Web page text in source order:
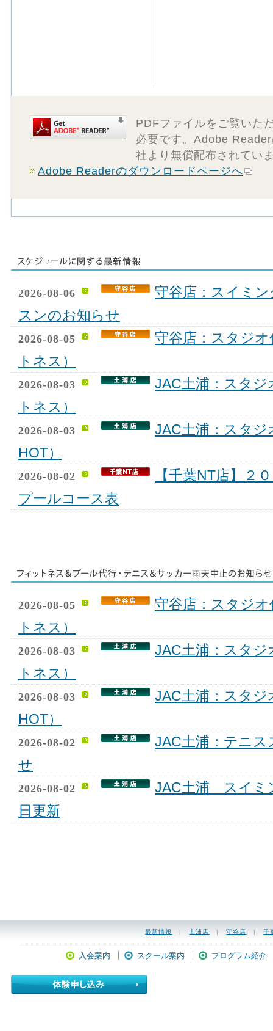
PDFファイルをご覧いた
必要です。Adobe
社より無償配布されてい
Adobe Readerのダウンロードページへ
2026-08-06
守谷店：スイミ
スンのお知らせ
2026-08-05
守谷店：スタジ
トネス）
2026-08-03
JAC土浦：スタ
トネス）
2026-08-03
JAC土浦：スタ
HOT）
2026-08-02
【千葉NT店】２
プールコース表
2026-08-05
守谷店：スタジ
トネス）
2026-08-03
JAC土浦：スタ
トネス）
2026-08-03
JAC土浦：スタ
HOT）
2026-08-02
JAC土浦：テニ
せ
2026-08-02
JAC土浦 スイミ
日更新
最新情報 | 土浦店 | 守谷店 | 千
入会案内 スクール案内 プログラム紹介